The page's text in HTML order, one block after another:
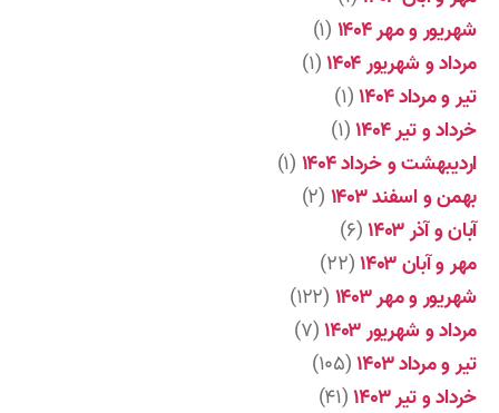
شهریور و مهر ۱۴۰۴
(۱)
مرداد و شهریور ۱۴۰۴
(۱)
تیر و مرداد ۱۴۰۴
(۱)
خرداد و تیر ۱۴۰۴
(۱)
اردیبهشت و خرداد ۱۴۰۴
(۱)
بهمن و اسفند ۱۴۰۳
(۲)
آبان و آذر ۱۴۰۳
(۶)
مهر و آبان ۱۴۰۳
(۲۲)
شهریور و مهر ۱۴۰۳
(۱۲۲)
مرداد و شهریور ۱۴۰۳
(۷)
تیر و مرداد ۱۴۰۳
(۱۰۵)
خرداد و تیر ۱۴۰۳
(۴۱)